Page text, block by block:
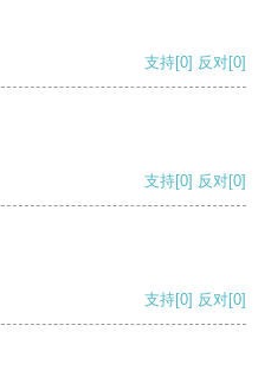
支持[0] 反对[0]
支持[0] 反对[0]
支持[0] 反对[0]